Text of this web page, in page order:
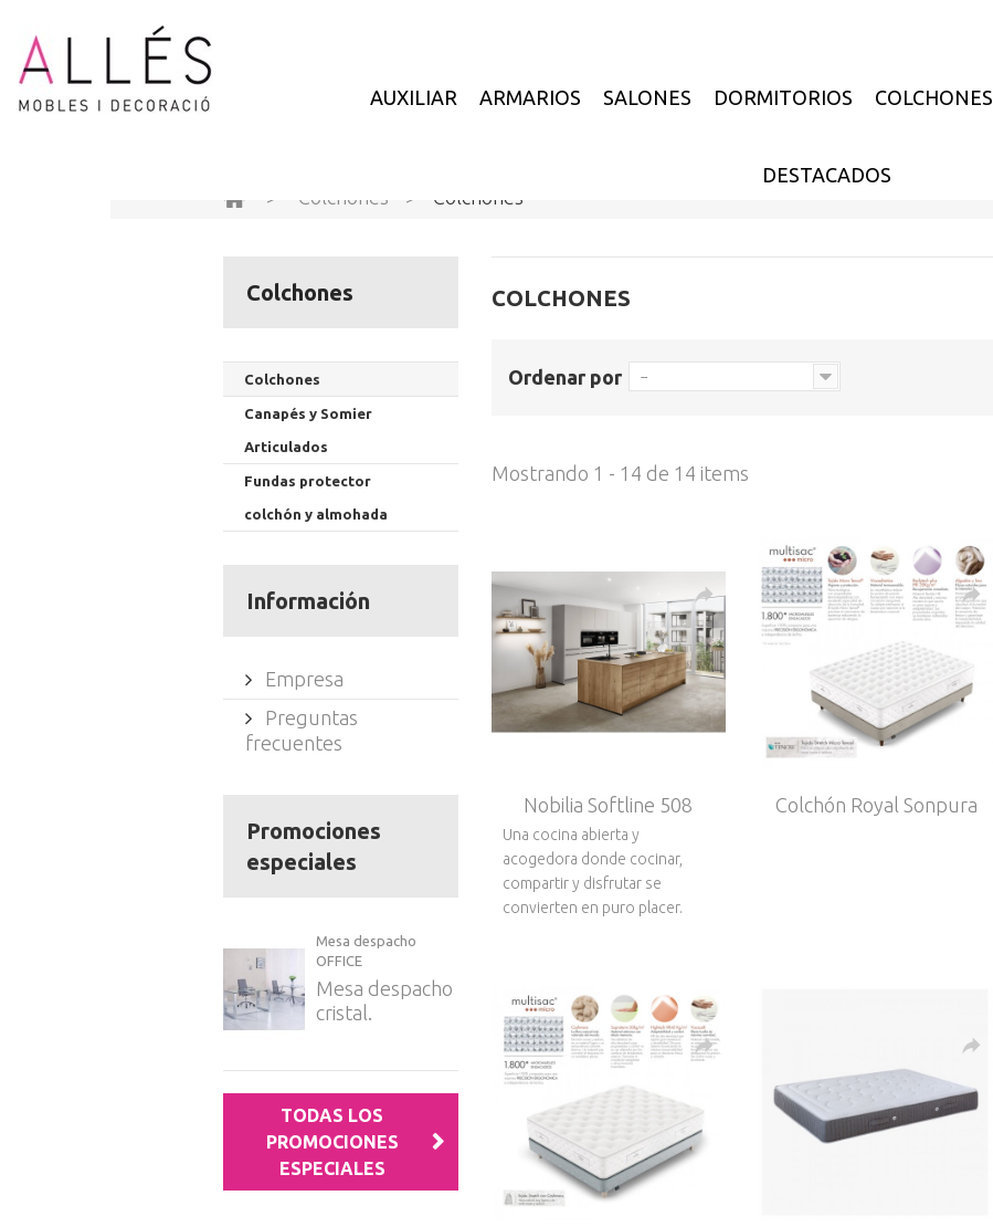
AUXILIAR ARMARIOS SALONES DORMITORIOS COLCHONES
DESTACADOS
>
Colchones > Colchones
COLCHONES
Ordenar por --
Mostrando 1 - 14 de 14 items
Nobilia Softline 508
Una cocina abierta y
acogedora donde cocinar,
compartir y disfrutar se
convierten en puro placer.
Colchón Royal Sonpura
Colchones
Colchones
Canapés y Somier
Articulados
Fundas protector
colchón y almohada
Información
Empresa
Preguntas
frecuentes
Promociones
especiales
Mesa despacho
OFFICE
Mesa despacho
cristal.
TODAS LOS
PROMOCIONES
ESPECIALES